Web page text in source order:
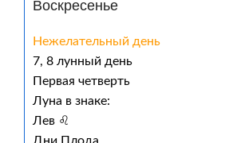
Воскресенье
Нежелательный день
7, 8 лунный день
Первая четверть
Луна в знаке:
Лев ♌
Дни Плода